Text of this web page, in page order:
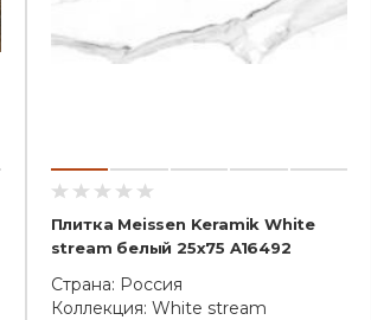
Плитка Meissen Keramik White
stream белый 25x75 A16492
Страна: Россия
Коллекция: White stream